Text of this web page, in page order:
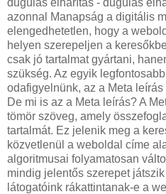
azonnal Manapság a digitális
elengedhetetlen, hogy a
helyen szerepeljen a
csak jó tartalmat gyártani,
szükség. Az egyik
odafigyelnünk, az a Meta
De mi is az a Meta leírás? A
tömör szöveg, amely
tartalmát. Ez jelenik meg a
közvetlenül a weboldal címe
algoritmusai folyamatosan
mindig jelentős szerepet
látogatóink rákattintanak-e a